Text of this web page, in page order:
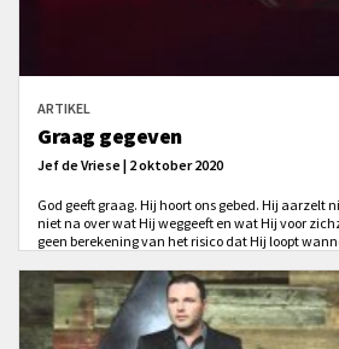
ARTIKEL
Graag gegeven
Jef de Vriese | 2 oktober 2020
God geeft graag. Hij hoort ons gebed. Hij aarzelt
niet na over wat Hij weggeeft en wat Hij voor
geen berekening van het risico dat Hij loopt